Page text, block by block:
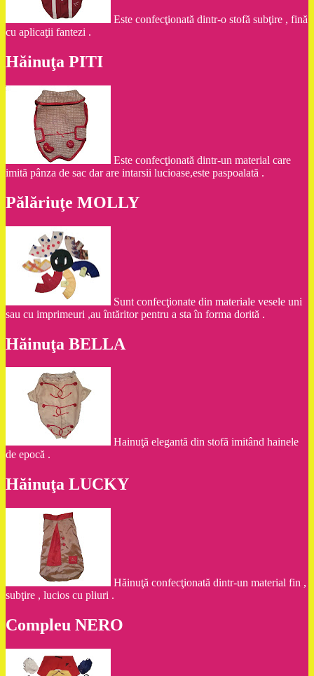
Este confecţionată dintr-o stofă subţire , fină
cu aplicaţii fantezi .
Hăinuţa PITI
Este confecţionată dintr-un material care
imită pânza de sac dar are intarsii lucioase,este paspoalată .
Pălăriuţe MOLLY
Sunt confecţionate din materiale vesele uni
sau cu imprimeuri ,au întăritor pentru a sta în forma dorită .
Hăinuţa BELLA
Hainuţă elegantă din stofă imitând hainele
de epocă .
Hăinuţa LUCKY
Hăinuţă confecţionată dintr-un material fin ,
subţire , lucios cu pliuri .
Compleu NERO